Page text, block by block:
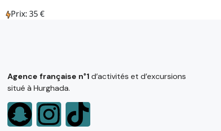
Prix: 35 €
Agence française n°1d’activités et d’excursions
situé à Hurghada.